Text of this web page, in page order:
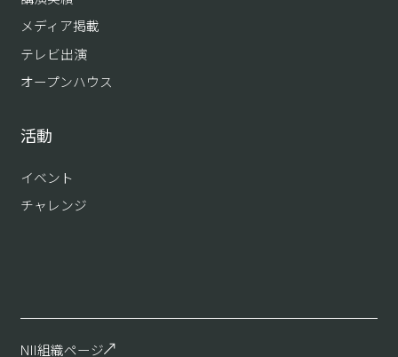
メディア掲載
テレビ出演
オープンハウス
活動
イベント
チャレンジ
NII組織ページ